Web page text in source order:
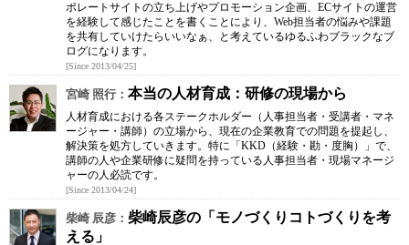
ポレートサイトの立ち上げやプロモーション企画、ECサイトの運営
を経験して感じたことを書くことにより、Web担当者の悩みや課題
を共有していけたらいいなぁ、と考えているゆるふわブラックなブ
ログになります。
[Since 2013/04/25]
宮崎 照行： 本当の人材育成：研修の現場から
人材育成における各ステークホルダー（人事担当者・受講者・マネ
ージャー・講師）の立場から、現在の企業教育での問題を提起し、
解決策を処方していきます。特に「KKD（経験・勘・度胸）」で、
講師の人や企業研修に疑問を持っている人事担当者・現場マネージ
ャーの人必読です。
[Since 2013/04/24]
柴崎 辰彦： 柴崎辰彦の「モノづくりコトづくりを考
える」